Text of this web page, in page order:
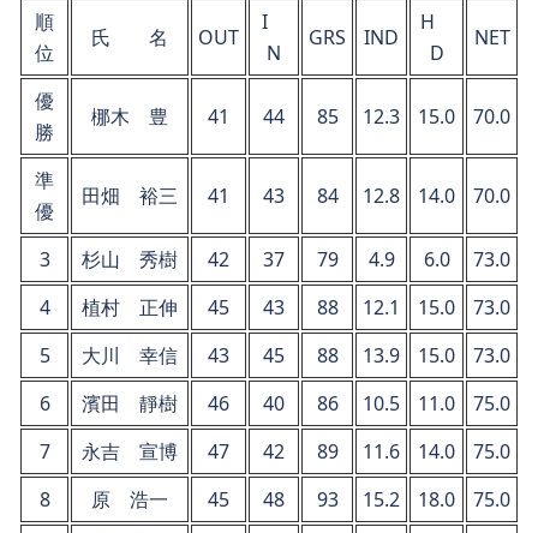
順
位
氏 名 OUT
I
N
GRS IND
H
D
NET
優
勝
梛木 豊 41 44 85 12.3 15.0 70.0
準
優
田畑 裕三 41 43 84 12.8 14.0 70.0
3 杉山 秀樹 42 37 79 4.9 6.0
73.0
4
植村 正伸 45 43 88 12.1 15.0
73.0
5
大川 幸信 43 45 88 13.9 15.0
73.0
6
濱田 靜樹 46 40 86 10.5 11.0
75.0
7
永吉 宣博 47 42 89 11.6 14.0
75.0
8
原 浩一 45 48 93 15.2 18.0 75.0